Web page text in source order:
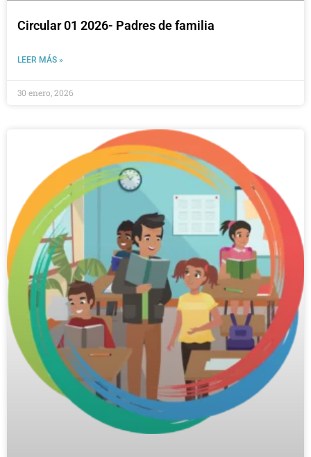
Circular 01 2026- Padres de familia
LEER MÁS »
30 enero, 2026